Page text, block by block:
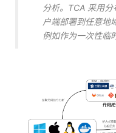
分析。TCA 采用
户端部署到任意地
例如作为一次性临